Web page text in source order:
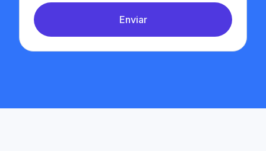
Enviar